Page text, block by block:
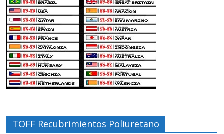
TOFF Recubrimientos Poliuretano